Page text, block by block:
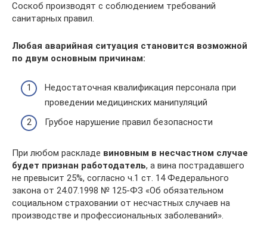
Соскоб производят с соблюдением требований
санитарных правил.
Любая аварийная ситуация становится возможной
по двум основным причинам:
Недостаточная квалификация персонала при
проведении медицинских манипуляций
Грубое нарушение правил безопасности
При любом раскладе виновным в несчастном случае
будет признан работодатель, а вина пострадавшего
не превысит 25%, согласно ч.1 ст. 14 Федерального
закона от 24.07.1998 № 125-ФЗ «Об обязательном
социальном страховании от несчастных случаев на
производстве и профессиональных заболеваний».